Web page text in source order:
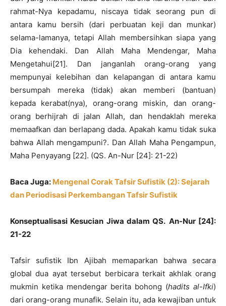
rahmat-Nya kepadamu, niscaya tidak seorang pun di
antara kamu bersih (dari perbuatan keji dan munkar)
selama-lamanya, tetapi Allah membersihkan siapa yang
Dia kehendaki. Dan Allah Maha Mendengar, Maha
Mengetahui[21]. Dan janganlah orang-orang yang
mempunyai kelebihan dan kelapangan di antara kamu
bersumpah mereka (tidak) akan memberi (bantuan)
kepada kerabat(nya), orang-orang miskin, dan orang-
orang berhijrah di jalan Allah, dan hendaklah mereka
memaafkan dan berlapang dada. Apakah kamu tidak suka
bahwa Allah mengampuni?. Dan Allah Maha Pengampun,
Maha Penyayang [22]. (QS. An-Nur [24]: 21-22)
Baca Juga: Mengenal Corak Tafsir Sufistik (2): Sejarah
dan Periodisasi Perkembangan Tafsir Sufistik
Konseptualisasi Kesucian Jiwa dalam QS. An-Nur [24]:
21-22
Tafsir sufistik Ibn Ajibah memaparkan bahwa secara
global dua ayat tersebut berbicara terkait akhlak orang
mukmin ketika mendengar berita bohong (hadits al-Ifki)
dari orang-orang munafik. Selain itu, ada kewajiban untuk